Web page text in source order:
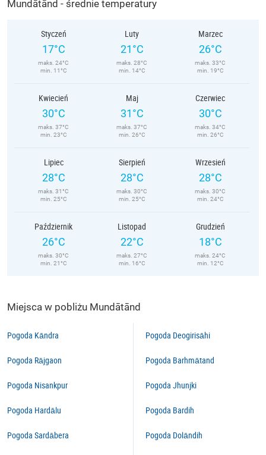
Mundātānd - średnie temperatury
Styczeń
17°C
maks. 24°C
min. 11°C
Luty
21°C
maks. 28°C
min. 14°C
Marzec
26°C
maks. 33°C
min. 19°C
Kwiecień
30°C
maks. 37°C
min. 23°C
Maj
31°C
maks. 37°C
min. 26°C
Czerwiec
30°C
maks. 34°C
min. 26°C
Lipiec
28°C
maks. 31°C
min. 25°C
Sierpień
28°C
maks. 30°C
min. 25°C
Wrzesień
28°C
maks. 30°C
min. 24°C
Październik
26°C
maks. 30°C
min. 21°C
Listopad
22°C
maks. 27°C
min. 16°C
Grudzień
18°C
maks. 24°C
min. 12°C
Miejsca w pobliżu Mundātānd
Pogoda Kāndra
Pogoda Rājgaon
Pogoda Nisankpur
Pogoda Hardālu
Pogoda Sardābera
Pogoda Deogirisāhi
Pogoda Barhmātand
Pogoda Jhunjki
Pogoda Bardih
Pogoda Dolāndih